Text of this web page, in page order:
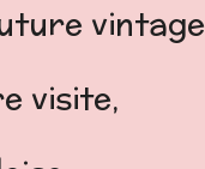
vintage
visite,